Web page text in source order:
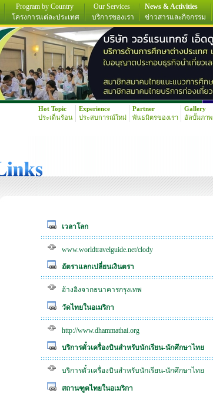
Program by Country
โครงการแต่ละประเทศ
Our Services
บริการของเรา
News & Activities
ข่าวสารและกิจกรรม
Hot Topic
ประเด็นร้อน
Experience
ประสบการณ์ใหม่
Partner
พันธมิตรของเรา
Gallery
อัลบั้มภาพ
เวลาโลก
www.worldtravelguide.net/clody
อัตราแลกเปลี่ยนเงินตรา
อ้างอิงจากธนาคารกรุงเทพ
วัดไทยในอเมริกา
http://www.dhammathai.org
บริการตั๋วเครื่องบินสำหรับนักเรียน-นักศึกษาไทย
บริการตั๋วเครื่องบินสำหรับนักเรียน-นักศึกษาไทย
สถานฑูตไทยในอเมริกา